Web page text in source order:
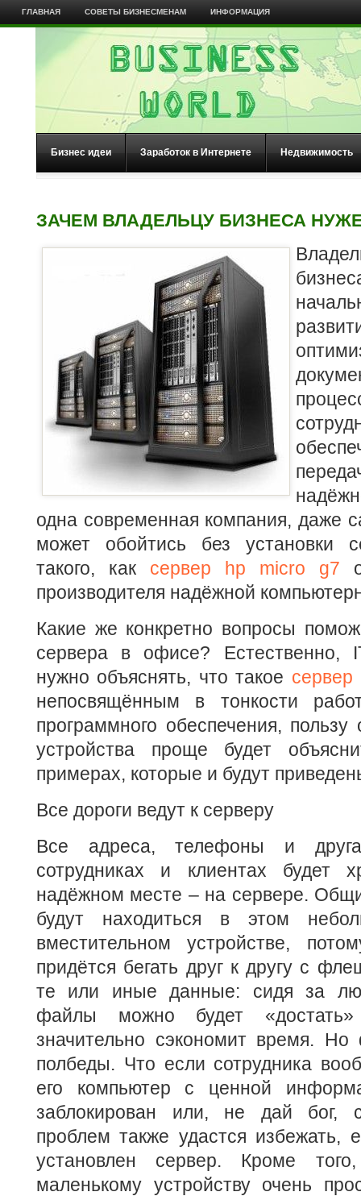
ГЛАВНАЯ СОВЕТЫ БИЗНЕСМЕНАМ ИНФОРМАЦИЯ
Бизнес идеи Заработок в Интернете Недвижимость
ЗАЧЕМ ВЛАДЕЛЬЦУ БИЗНЕСА
одна современная компания, даже
может обойтись без установки
такого, как сервер hp micro g7
производителя надёжной
Какие же конкретно вопросы
сервера в офисе? Естественно,
нужно объяснять, что такое
непосвящённым в тонкости
программного обеспечения, пользу
устройства проще будет
примерах, которые и будут
Все дороги ведут к серверу
Все адреса, телефоны и
сотрудниках и клиентах будет
надёжном месте – на сервере.
будут находиться в этом
вместительном устройстве,
придётся бегать друг к другу с
те или иные данные: сидя за
файлы можно будет
значительно сэкономит время.
полбеды. Что если сотрудника
его компьютер с ценной
заблокирован или, не дай бог,
проблем также удастся избежать,
установлен сервер. Кроме
маленькому устройству очень